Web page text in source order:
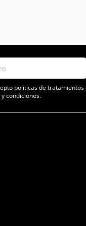
políticas de tratamientos
condiciones.